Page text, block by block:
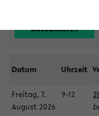
Datum Uhrzeit
Freitag, 7.
August 2026
9-12